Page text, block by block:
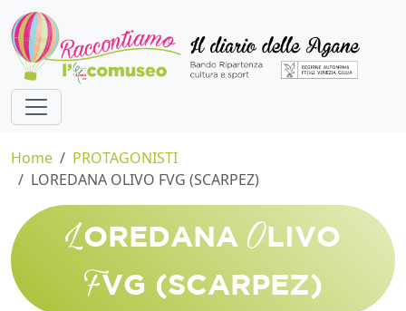
Home
PROTAGONISTI
LOREDANA OLIVO FVG (SCARPEZ)
LOREDANA O LIVO
FVG (SCARPEZ)